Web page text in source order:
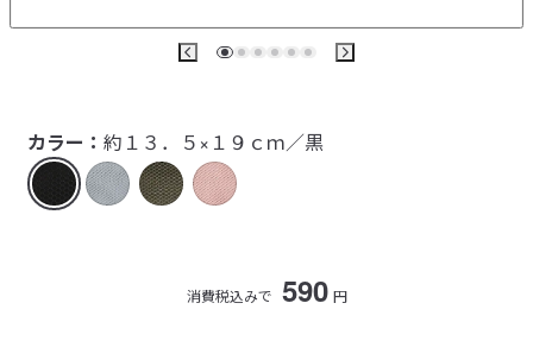
カラー： 約１３．５×１９ｃｍ／黒
消費税込みで 590 円